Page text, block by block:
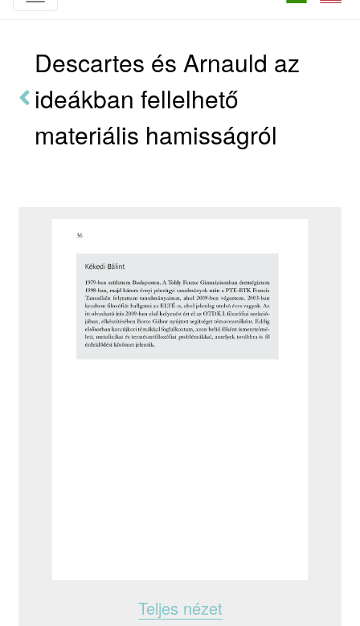
Descartes és Arnauld az
ideákban fellelhető
materiális hamisságról
Teljes nézet